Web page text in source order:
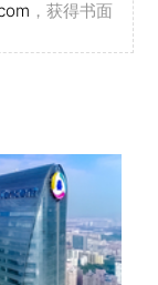
，获得书面